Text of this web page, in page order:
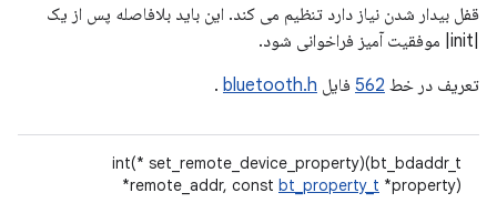
قفل بیدار شدن نیاز دارد تنظیم می کند. این باید بلافاصله پس از یک
تعریف در خط 562 فایل bluetooth.h
.
int(* set_remote_device_property)(bt_bdaddr_t
*remote_addr, const bt_property_t *property)